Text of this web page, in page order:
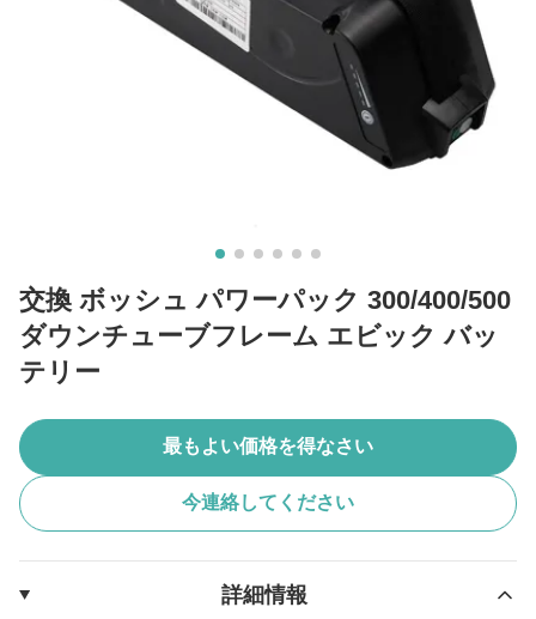
交換 ボッシュ パワーパック 300/400/500
ダウンチューブフレーム エビック バッ
テリー
最もよい価格を得なさい
今連絡してください
詳細情報